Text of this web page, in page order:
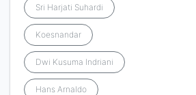
Sri Harjati Suhardi
Koesnandar
Dwi Kusuma Indriani
Hans Arnaldo